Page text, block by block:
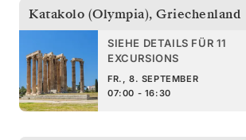
Katakolo (Olympia), Griechenland
SIEHE DETAILS FÜR 11
EXCURSIONS
FR., 8. SEPTEMBER
07:00 - 16:30